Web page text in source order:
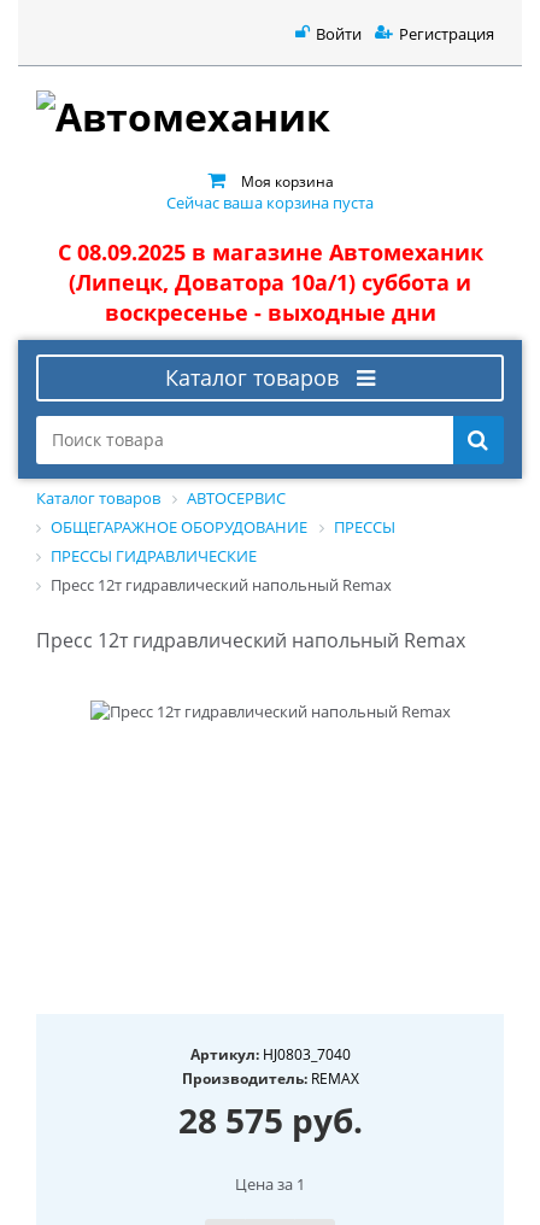
Войти Регистрация
Моя корзина
Сейчас ваша корзина пуста
С 08.09.2025 в магазине Автомеханик
(Липецк, Доватора 10а/1) суббота и
воскресенье - выходные дни
Каталог товаров
Каталог товаров
АВТОСЕРВИС
ОБЩЕГАРАЖНОЕ ОБОРУДОВАНИЕ
ПРЕССЫ
ПРЕССЫ ГИДРАВЛИЧЕСКИЕ
Пресс 12т гидравлический напольный Remax
Пресс 12т гидравлический напольный Remax
Артикул:HJ0803_7040
Производитель:REMAX
28 575 руб.
Цена за 1